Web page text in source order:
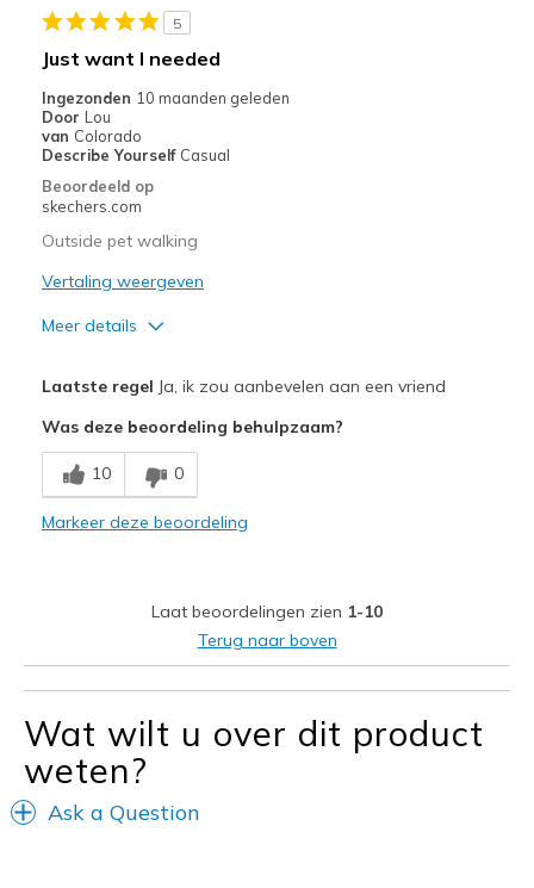
View On Shoes
I'm Into Shoes
5
Just want I needed
Ingezonden 10 maanden geleden
Door Lou
van Colorado
Describe Yourself Casual
Beoordeeld op
skechers.com
Outside pet walking
Vertaling weergeven
Meer details
Comfortable
Minpunten
Need Break In
Pet walking through wet grass
View On Shoes
Shoes are for Wearing
Laatste regel Ja, ik zou aanbevelen aan een vriend
Was deze beoordeling behulpzaam?
10 0
Markeer deze beoordeling
Laat beoordelingen zien 1-10
Terug naar boven
Wat wilt u over dit product
weten?
Ask a Question